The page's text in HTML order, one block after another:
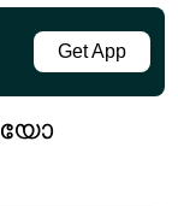
Get App